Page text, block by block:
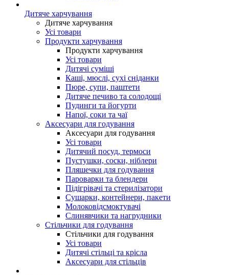
Дитяче харчування
Дитяче харчування
Усі товари
Продукти харчування
Продукти харчування
Усі товари
Дитячі суміші
Каші, мюслі, сухі сніданки
Пюре, супи, паштети
Дитяче печиво та солодощі
Пудинги та йогурти
Напої, соки та чаї
Аксесуари для годування
Аксесуари для годування
Усі товари
Дитячий посуд, термоси
Пустушки, соски, ніблери
Пляшечки для годування
Пароварки та блендери
Підігрівачі та стерилізатори
Сушарки, контейнери, пакети
Молоковідсмоктувачі
Слинявчики та нагрудники
Стільчики для годування
Стільчики для годування
Усі товари
Дитячі стільці та крісла
Аксесуари для стільців